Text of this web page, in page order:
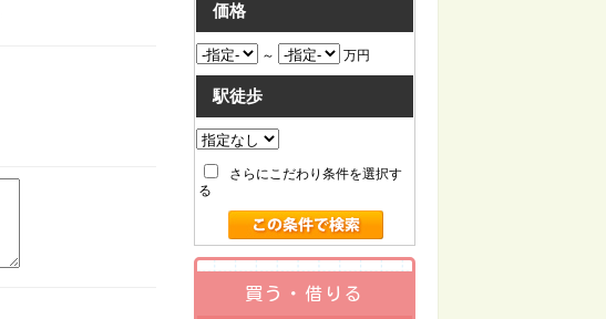
価格
～ 万円
駅徒歩
さらにこだわり条件を選択す
る
買う・借りる